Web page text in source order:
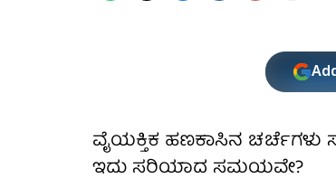
ವೈಯಕ್ತಿಕ ಹಣಕಾಸಿನ ಚರ್ಚೆಗಳು
ಇದು ಸರಿಯಾದ ಸಮಯವೇ?